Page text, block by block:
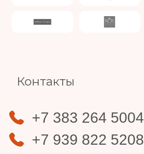
Контакты
+7 383 264 5004
+7 939 822 5208